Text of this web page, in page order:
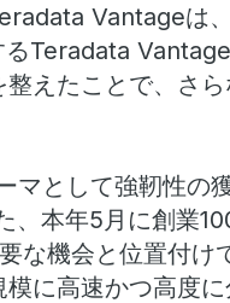
Vantageは
Teradata
えたことで、さ
として強靭性の
、本年5月に創業
な機会と位置付け
に高速かつ高度